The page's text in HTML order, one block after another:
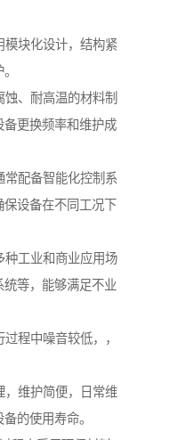
模块化设计，结构紧
、耐高温的材料制
更换频率和维护成
常配备智能化控制系
设备在不同工况下
种工业和商业应用场
等，能够满足不业
程中噪音较低，，
，维护简便，日常维
的使用寿命。